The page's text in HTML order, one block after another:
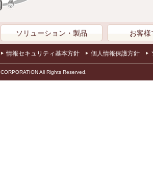
ソリューション・製品 お客様
情報セキュリティ基本方針 個人情報保護方針
All Rights Reserved.